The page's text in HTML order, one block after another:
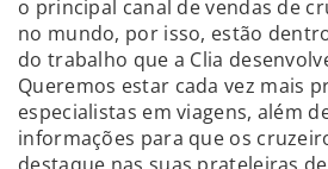
o principal canal de vendas de
no mundo, por isso, estão
do trabalho que a Clia
Queremos estar cada vez mais
especialistas em viagens, além
informações para que os
destaque nas suas prateleiras